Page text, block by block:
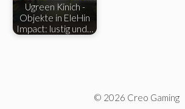
Ugreen Kinich -
Objekte in EleHin
Impact: lustig und…
© 2026 Creo Gaming